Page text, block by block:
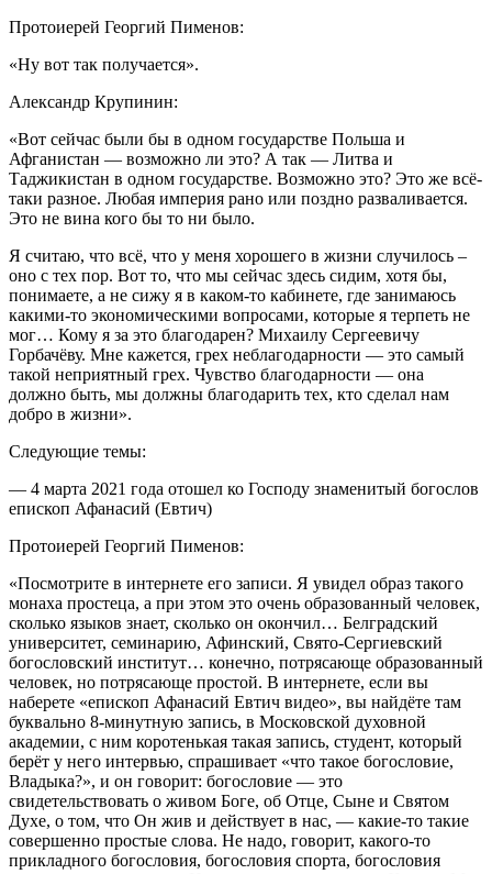
Протоиерей Георгий Пименов:
«Ну вот так получается».
Александр Крупинин:
«Вот сейчас были бы в одном государстве Польша и
Афганистан — возможно ли это? А так — Литва и
Таджикистан в одном государстве. Возможно это? Это же всё-
таки разное. Любая империя рано или поздно разваливается.
Это не вина кого бы то ни было.
Я считаю, что всё, что у меня хорошего в жизни случилось –
оно с тех пор. Вот то, что мы сейчас здесь сидим, хотя бы,
понимаете, а не сижу я в каком-то кабинете, где занимаюсь
какими-то экономическими вопросами, которые я терпеть не
мог… Кому я за это благодарен? Михаилу Сергеевичу
Горбачёву. Мне кажется, грех неблагодарности — это самый
такой неприятный грех. Чувство благодарности — она
должно быть, мы должны благодарить тех, кто сделал нам
добро в жизни».
Следующие темы:
— 4 марта 2021 года отошел ко Господу знаменитый богослов
епископ Афанасий (Евтич)
Протоиерей Георгий Пименов:
«Посмотрите в интернете его записи. Я увидел образ такого
монаха простеца, а при этом это очень образованный человек,
сколько языков знает, сколько он окончил… Белградский
университет, семинарию, Афинский, Свято-Сергиевский
богословский институт… конечно, потрясающе образованный
человек, но потрясающе простой. В интернете, если вы
наберете «епископ Афанасий Евтич видео», вы найдёте там
буквально 8-минутную запись, в Московской духовной
академии, с ним коротенькая такая запись, студент, который
берёт у него интервью, спрашивает «что такое богословие,
Владыка?», и он говорит: богословие — это
свидетельствовать о живом Боге, об Отце, Сыне и Святом
Духе, о том, что Он жив и действует в нас, — какие-то такие
совершенно простые слова. Не надо, говорит, какого-то
прикладного богословия, богословия спорта, богословия